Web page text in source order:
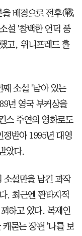
을 배경으로 전후(戰
설 '창백한 언덕 풍
고, 위니프레드 홀
째 소설 '남아 있는
년 영국 부커상을
스 주연의 영화로도
정받아 1995년 대영
았다.
소설만을 남긴 과작
. 최근엔 판타지적
하고 있다. 복제인
캐묻는 장편 '나를 보